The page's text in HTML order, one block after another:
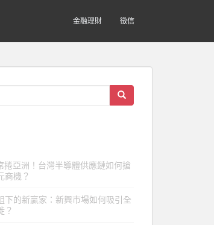
金融理財 徵信
捲亞洲！台灣半導體供應鏈如何搶
商機？
下的新贏家：新興市場如何吸引全
？